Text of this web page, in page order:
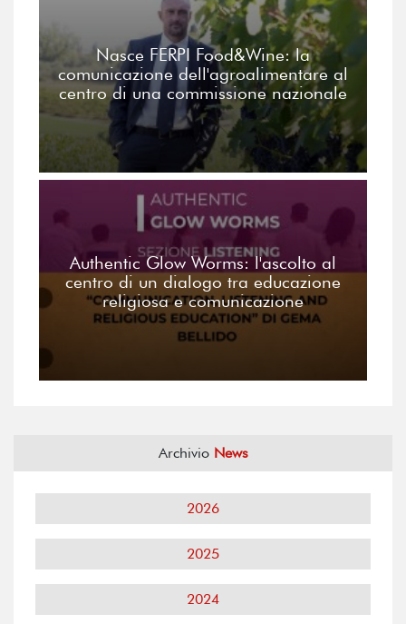
Nasce FERPI Food&Wine: la
comunicazione dell'agroalimentare al
centro di una commissione nazionale
Authentic Glow Worms: l'ascolto al
centro di un dialogo tra educazione
religiosa e comunicazione
Archivio News
2026
2025
2024